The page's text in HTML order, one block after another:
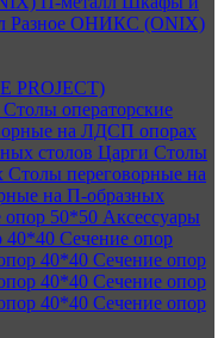
Разное ОНИКС (ONIX)
Столы операторские
на ЛДСП опорах
столов Царги Столы
Столы переговорные на
на П-образных
опор 50*50 Аксессуары
40*40 Сечение опор
40*40 Сечение опор
40*40 Сечение опор
40*40 Сечение опор